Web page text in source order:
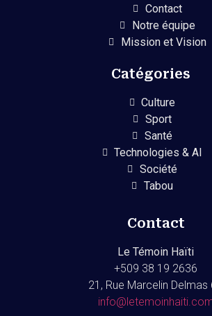
Contact
Notre équipe
Mission et Vision
Catégories
Culture
Sport
Santé
Technologies & AI
Société
Tabou
Contact
Le Témoin Haïti
+509 38 19 2636
21, Rue Marcelin Delmas